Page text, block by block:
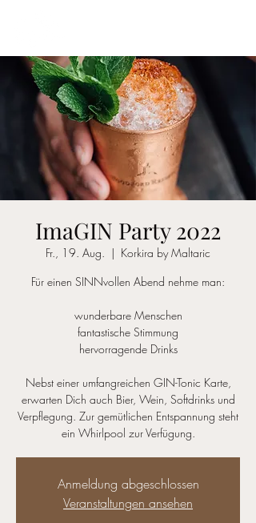
ImaGIN Party 2022
Fr., 19. Aug.
  |
Korkira by Maltaric
Für einen SINNvollen Abend nehme man:
wunderbare Menschen
fantastische Stimmung
hervorragende Drinks
Nebst einer umfangreichen GIN-Tonic Karte,
erwarten Dich auch Bier, Wein, Softdrinks und
Verpflegung. Zur gemütlichen Entspannung steht
ein Whirlpool zur Verfügung.
Anmeldung abgeschlossen
Veranstaltungen ansehen